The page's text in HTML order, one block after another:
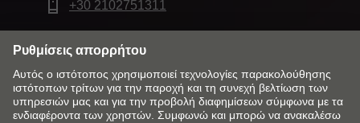
+30 2102751311
Αλλάξτε αγορά και γλώσσα